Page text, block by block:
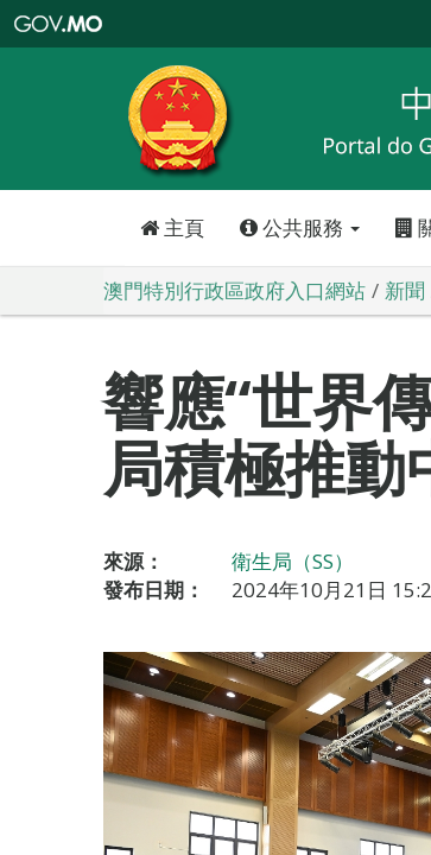
特
政
區
政
口
主頁 公共服務
澳門特別行政區政府入口網站 新聞
響應“世界
局積極推
來源：
衛生局（SS）
發布日期：
2024年10月21日